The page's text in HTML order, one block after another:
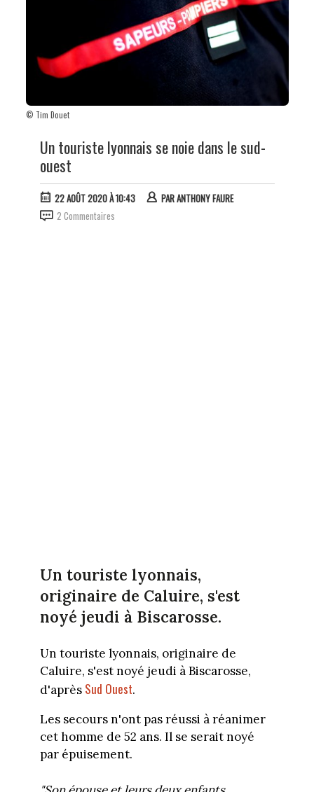
© Tim Douet
Un touriste lyonnais se noie dans le sud-
ouest
22 AOÛT 2020 À 10:43 PARANTHONY FAURE
2 Commentaires
Un touriste lyonnais,
originaire de Caluire, s'est
noyé jeudi à Biscarosse.
Un touriste lyonnais, originaire de
Caluire, s'est noyé jeudi à Biscarosse,
d'après Sud Ouest.
Les secours n'ont pas réussi à réanimer
cet homme de 52 ans. Il se serait noyé
par épuisement.